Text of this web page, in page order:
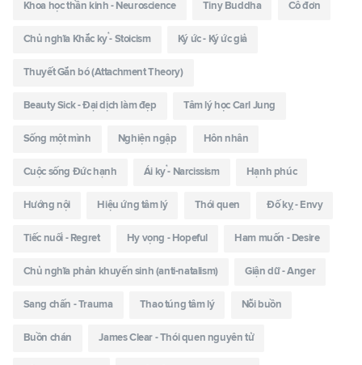
Khoa học thần kinh - Neuroscience Tiny Buddha Cô đơn
Chủ nghĩa Khắc kỷ - Stoicism Ký ức - Ký ức giả
Thuyết Gắn bó (Attachment Theory)
Beauty Sick - Đại dịch làm đẹp Tâm lý học Carl Jung
Sống một mình Nghiện ngập Hôn nhân
Cuộc sống Đức hạnh Ái kỷ - Narcissism Hạnh phúc
Hướng nội Hiệu ứng tâm lý Thói quen Đố kỵ - Envy
Tiếc nuối - Regret Hy vọng - Hopeful Ham muốn - Desire
Chủ nghĩa phản khuyến sinh (anti-natalism) Giận dữ - Anger
Sang chấn - Trauma Thao túng tâm lý Nỗi buồn
Buồn chán James Clear - Thói quen nguyên tử